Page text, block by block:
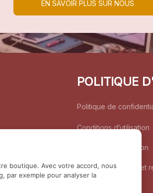
EN SAVOIR PLUS SUR NOUS
POLITIQUE
Politique de
Conditions d’utilisation
Politique d’expédition
Politique de retour et
boutique. Avec votre accord, nous
par exemple pour analyser la